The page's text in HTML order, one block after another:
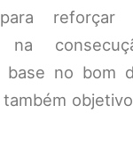
reforçar
na
base no bom